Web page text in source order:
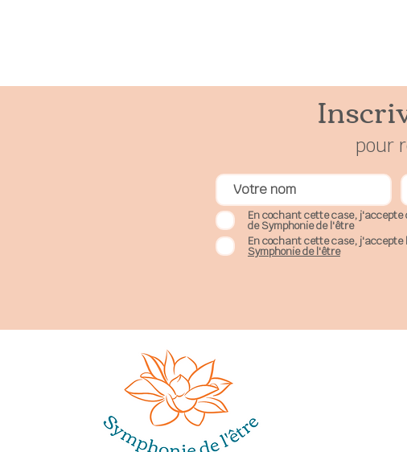
pour
En cochant cette case, j'accepte
de Symphonie de l'être
En cochant cette case, j'accepte
Symphonie de l'être